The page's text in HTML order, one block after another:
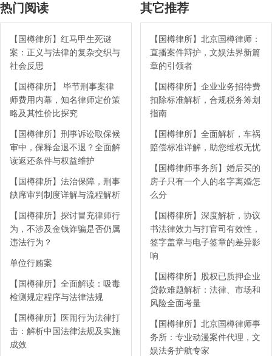
热门阅读
【国樽律所】红马甲生死谜
案：正义与法律的复杂交织与
社会反思
【国樽律所】 毕节刑事案律
师费用内幕，知名律师定价策
略及其性价比探究
【国樽律所】刑事诉讼取保候
审中，保释金退不退？全面解
读返还条件与权益维护
【国樽律所】法治保障，刑事
缺席审判制度详解与流程解析
【国樽律所】探讨冒充律师行
为，不涉及金钱诈骗是否仍属
违法行为？
单位行贿案
【国樽律所】全面解读：吸毒
检测规定程序与法律法规
【国樽律所】医闹行为法律打
击：解析中国法律法规及实施
成效
其它推荐
【国樽律所】北京国樽律师：
直播案件辩护，文娱法界新篇
章的引领者
【国樽律所】企业业务招待费
扣除标准解析，合规税务筹划
指南
【国樽律所】全面解析，车祸
赔偿标准详解，助您维权无忧
【国樽律师事务所】婚后买的
房子只有一个人的名字离婚怎
么分
【国樽律所】深度解析，协议
书法律效力与打官司有效性，
签字盖章与电子签章的差异影
响
【国樽律所】股权已质押企业
贷款难题解析：法律、市场和
风险全面考量
【国樽律所】北京国樽律师事
务所：专业动漫案件代理，文
娱法务护航专家